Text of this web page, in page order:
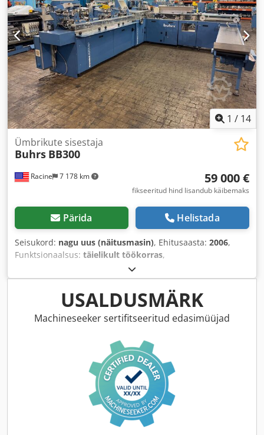
1 / 14
Racine 7 178 km
Ümbrikute sisestaja
Buhrs BB300
59 000 €
fikseeritud hind lisandub käibemaks
Pärida Helistada
Seisukord: nagu uus (näitusmasin), Ehitusaasta: 2006,
Funktsionaalsus: täielikult töökorras,
USALDUSMÄRK
Machineseeker sertifitseeritud edasimüüjad